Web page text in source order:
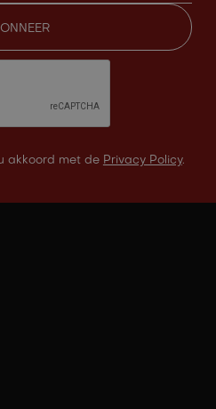
akkoord met de Privacy Policy.